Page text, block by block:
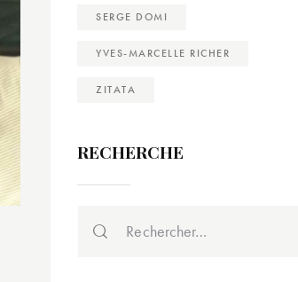
SERGE DOMI
YVES-MARCELLE RICHER
ZITATA
RECHERCHE